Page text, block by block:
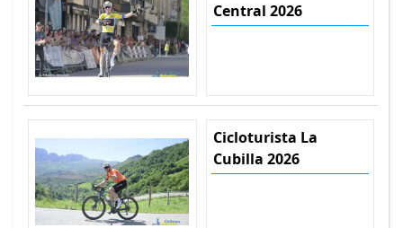
Central 2026
Cicloturista La
Cubilla 2026